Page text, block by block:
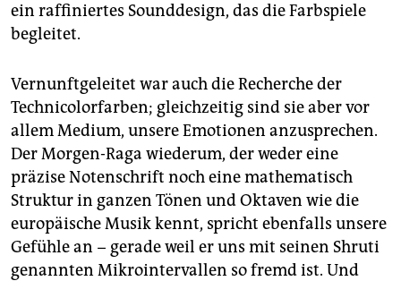
ein raffiniertes Sounddesign, das die Farbspiele
begleitet.
Vernunftgeleitet war auch die Recherche der
Technicolorfarben; gleichzeitig sind sie aber vor
allem Medium, unsere Emotionen anzusprechen.
Der Morgen-Raga wiederum, der weder eine
präzise Notenschrift noch eine mathematisch
Struktur in ganzen Tönen und Oktaven wie die
europäische Musik kennt, spricht ebenfalls unsere
Gefühle an − gerade weil er uns mit seinen Shruti
genannten Mikrointervallen so fremd ist. Und